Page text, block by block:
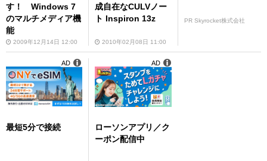
す！ Windows 7
のマルチメディア機
能
2009年12月14日 12:00
成自在なCULVノー
ト Inspiron 13z
2010年02月08日 11:00
PR Skyrocket株式会社
最短5分で接続
AD
ローソンアプリ／ク
ーポン配信中
AD